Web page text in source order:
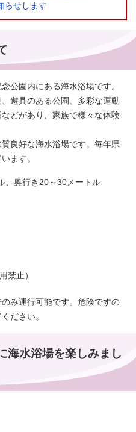
らせします
公園内にある海水浴場です。
遊具のある公園、多彩な運動
どがあり、家族で様々な体験
良好な海水浴場です。毎年県
ます。
、奥行き20～30メートル
禁止）
み運行可能です。危険ですの
ださい。
海水浴場を楽しみまし